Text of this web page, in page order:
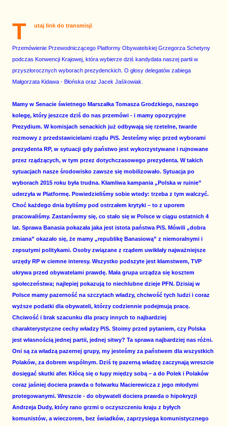
T utaj link do transmisji
Przemówienie Przewodniczącego Platformy Obywatelskiej Grzegorza Schetyny
podczas Konwencji Krajowej, która wybierze dziś kandydata naszej partii w
przyszłorocznych wyborach prezydenckich. O głosy delegatów zabiega
Małgorzata Kidawa - Błońska oraz Jacek Jaśkowiak.
Mamy w Senacie świetnego Marszałka Tomasza Grodzkiego, naszego
kolegę, który jeszcze dziś do nas przemówi - i mamy opozycyjne
Prezydium. W komisjach senackich już odbywają się rzetelne, twarde
rozmowy z przedstawicielami rządu PiS. Jesteśmy więc przed wyborami
prezydenta RP, w sytuacji gdy państwo jest wykorzystywane i rujnowane
przez rządzących, w tym przez dotychczasowego prezydenta. W takich
sytuacjach nasze środowisko zawsze się mobilizowało. Sytuacja po
wyborach 2015 roku była trudna. Kłamliwa kampania „Polska w ruinie”
uderzyła w Platformę. Powiedzieliśmy sobie wtedy: trzeba z tym walczyć.
Choć każdego dnia byliśmy pod ostrzałem krytyki – to z uporem
pracowaliśmy. Zastanówmy się, co stało się w Polsce w ciągu ostatnich 4
lat. Sprawa Banasia pokazała jaka jest istota państwa PiS. Mówili „dobra
zmiana” okazało się, że mamy „republikę Banasiową” z niemoralnymi i
zepsutymi politykami. Osoby związane z rządem uwikłały najważniejsze
urzędy RP w ciemne interesy. Wszystko podszyte jest kłamstwem, TVP
ukrywa przed obywatelami prawdę. Mała grupa urządza się kosztem
społeczeństwa; najlepiej pokazują to niechlubne dzieje PFN. Dzisiaj w
Polsce mamy pazerność na szczytach władzy, chciwość tych ludzi i coraz
wyższe podatki dla obywateli, którzy codziennie podejmują pracę.
Chciwość i brak szacunku dla pracy innych to najbardziej
charakterystyczne cechy władzy PiS. Stoimy przed pytaniem, czy Polska
jest własnością jednej partii, jednej sitwy? Ta sprawa najbardziej nas różni.
Oni są za władzą pazernej grupy, my jesteśmy za państwem dla wszystkich
Polaków, za dobrem wspólnym. Dziś tę pazerną władzę zaczynają wreszcie
dosięgać skutki afer. Kłócą się o łupy między sobą – a do Polek i Polaków
coraz jaśniej dociera prawda o folwarku Macierewicza z jego młodymi
protegowanymi. Wreszcie - do obywateli dociera prawda o hipokryzji
Andrzeja Dudy, który rano grzmi o oczyszczeniu kraju z byłych
komunistów, a wieczorem, bez świadków, zaprzysięga komunistycznego